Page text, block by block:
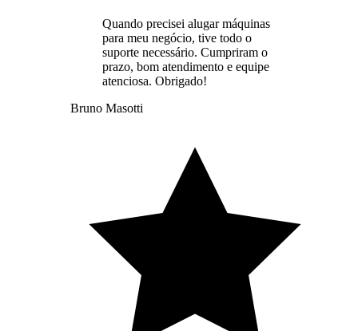
Quando precisei alugar máquinas
para meu negócio, tive todo o
suporte necessário. Cumpriram o
prazo, bom atendimento e equipe
atenciosa. Obrigado!
Bruno Masotti